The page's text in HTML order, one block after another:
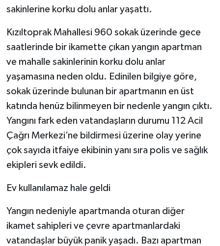
sakinlerine korku dolu anlar yaşattı.
Kızıltoprak Mahallesi 960 sokak üzerinde gece
saatlerinde bir ikamette çıkan yangın apartman
ve mahalle sakinlerinin korku dolu anlar
yaşamasına neden oldu. Edinilen bilgiye göre,
sokak üzerinde bulunan bir apartmanın en üst
katında henüz bilinmeyen bir nedenle yangın çıktı.
Yangını fark eden vatandaşların durumu 112 Acil
Çağrı Merkezi’ne bildirmesi üzerine olay yerine
çok sayıda itfaiye ekibinin yanı sıra polis ve sağlık
ekipleri sevk edildi.
Ev kullanılamaz hale geldi
Yangın nedeniyle apartmanda oturan diğer
ikamet sahipleri ve çevre apartmanlardaki
vatandaşlar büyük panik yaşadı. Bazı apartman